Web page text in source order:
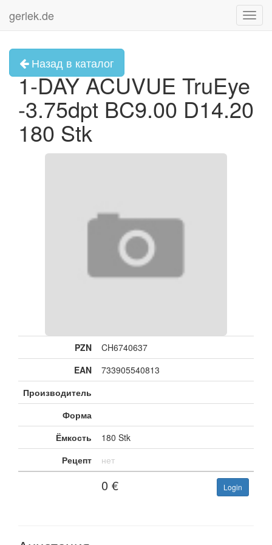
gerlek.de
Назад в каталог
1-DAY ACUVUE TruEye
-3.75dpt BC9.00 D14.20
180 Stk
PZN
CH6740637
EAN
733905540813
Производитель
Форма
Ёмкость
180 Stk
Рецепт
нет
0 € Login